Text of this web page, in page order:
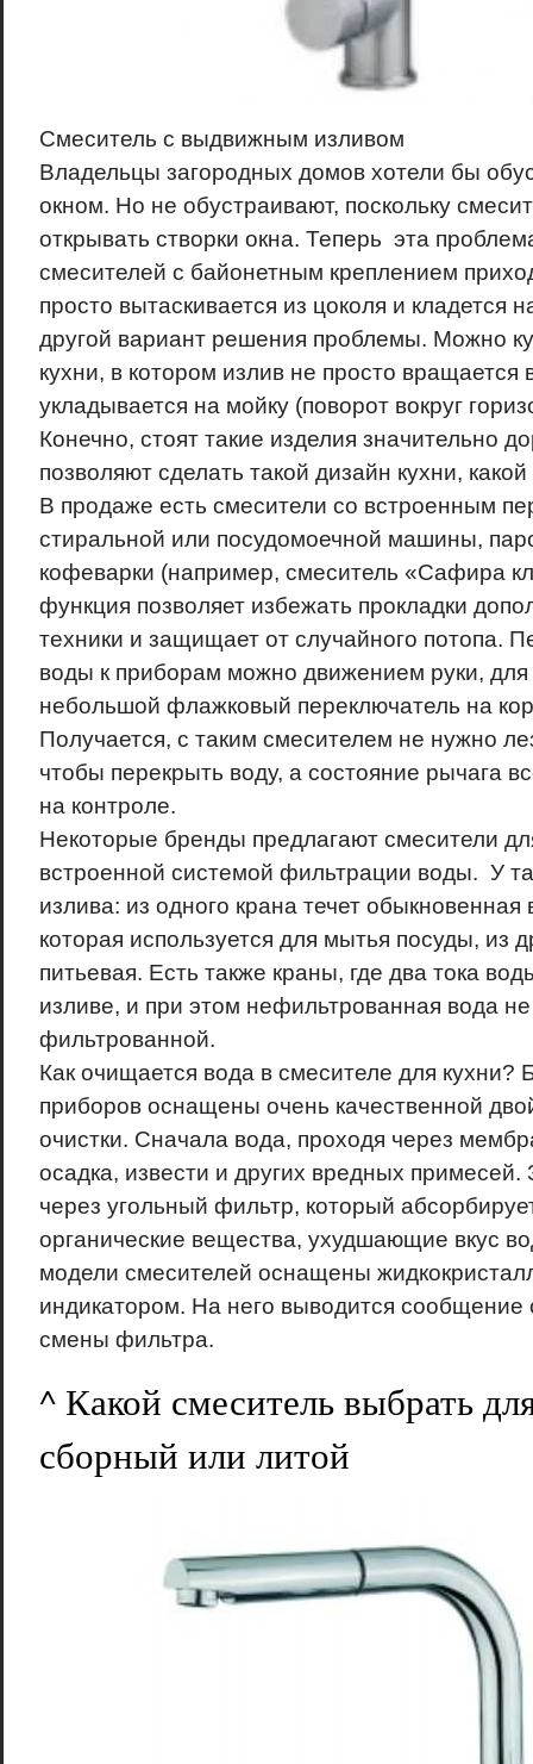
Смеситель с выдвижным изливом
Владельцы загородных домов хотели бы
окном. Но не обустраивают, поскольку
открывать створки окна. Теперь эта
смесителей с байонетным креплением
просто вытаскивается из цоколя и кладется
другой вариант решения проблемы. Можно
кухни, в котором излив не просто вращается
укладывается на мойку (поворот вокруг
Конечно, стоят такие изделия значительно
позволяют сделать такой дизайн кухни,
В продаже есть смесители со встроенным
стиральной или посудомоечной машины,
кофеварки (например, смеситель «Сафира
функция позволяет избежать прокладки
техники и защищает от случайного потопа.
воды к приборам можно движением руки, для
небольшой флажковый переключатель на
Получается, с таким смесителем не нужно
чтобы перекрыть воду, а состояние рычага
на контроле.
Некоторые бренды предлагают смесители
встроенной системой фильтрации воды. У
излива: из одного крана течет
которая используется для мытья посуды, из
питьевая. Есть также краны, где два тока
изливе, и при этом нефильтрованная вода
фильтрованной.
Как очищается вода в смесителе для кухни?
приборов оснащены очень качественной
очистки. Сначала вода, проходя через
осадка, извести и других вредных примесей.
через угольный фильтр, который
органические вещества, ухудшающие вкус
модели смесителей оснащены
индикатором. На него выводится сообщение
смены фильтра.
^ Какой смеситель выбрать
сборный или литой